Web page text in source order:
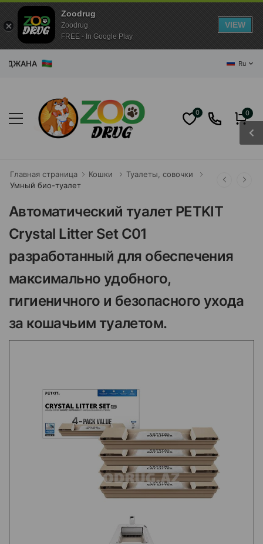
Ru
0 0
Главная страница Кошки
Туалеты, совочки
Умный био-туалет
Автоматический туалет PETKIT
Crystal Litter Set C01
разработанный для обеспечения
максимально удобного,
гигиеничного и безопасного ухода
за кошачьим туалетом.
Zoodrug
Zoodrug
FREE - In Google Play
VIEW